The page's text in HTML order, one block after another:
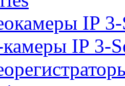
IP 3-
IP 3-